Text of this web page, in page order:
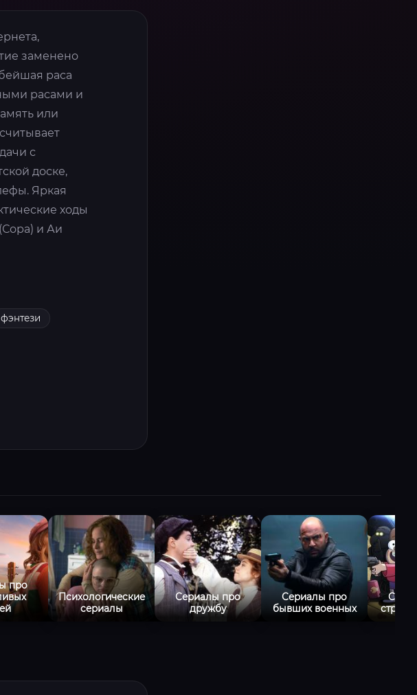
заменено
раса
расами и
или
с
доске,
Яркая
ходы
и Аи
фэнтези
про
Психологические
сериалы
Сериалы про
дружбу
Сериалы про
бывших военных